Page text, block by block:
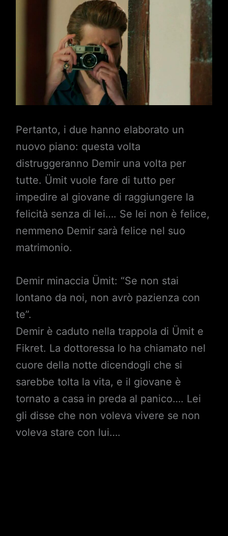
Pertanto, i due hanno elaborato un
nuovo piano: questa volta
distruggeranno Demir una volta per
tutte. Ümit vuole fare di tutto per
impedire al giovane di raggiungere la
felicità senza di lei…. Se lei non è felice,
nemmeno Demir sarà felice nel suo
matrimonio.
Demir minaccia Ümit: “Se non stai
lontano da noi, non avrò pazienza con
te”.
Demir è caduto nella trappola di Ümit e
Fikret. La dottoressa lo ha chiamato nel
cuore della notte dicendogli che si
sarebbe tolta la vita, e il giovane è
tornato a casa in preda al panico…. Lei
gli disse che non voleva vivere se non
voleva stare con lui….